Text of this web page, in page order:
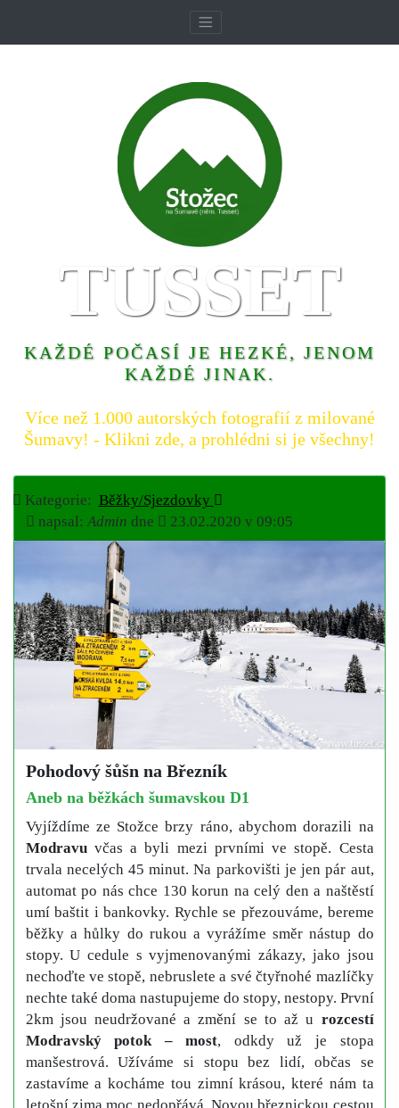
TUSSET
KAŽDÉ POČASÍ JE HEZKÉ, JENOM
KAŽDÉ JINAK.
Více než 1.000 autorských fotografií z milované
Šumavy! - Klikni zde, a prohlédni si je všechny!
Kategorie: Běžky/Sjezdovky
napsal:Admin dne 23.02.2020 v 09:05
Pohodový šůšn na Březník
Aneb na běžkách šumavskou D1
Vyjíždíme ze Stožce brzy ráno, abychom dorazili na
Modravuvčas a byli mezi prvními ve stopě. Cesta
trvala necelých 45 minut. Na parkovišti je jen pár aut,
automat po nás chce 130 korun na celý den a naštěstí
umí baštit i bankovky. Rychle se přezouváme, bereme
běžky a hůlky do rukou a vyrážíme směr nástup do
stopy. U cedule s vyjmenovanými zákazy, jako jsou
nechoďte ve stopě, nebruslete a své čtyřnohé mazlíčky
nechte také doma nastupujeme do stopy, nestopy. První
2km jsou neudržované a změní se to až u rozcestí
Modravský potok – most, odkdy už je stopa
manšestrová. Užíváme si stopu bez lidí, občas se
zastavíme a kocháme tou zimní krásou, které nám ta
letošní zima moc nedopřává. Novou březnickou cestou